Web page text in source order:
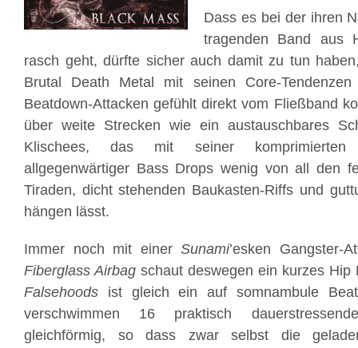
Dass es bei der ihren
tragenden Band aus
rasch geht, dürfte sicher auch damit zu tun
Brutal Death Metal mit seinen Core-Tendenzen
Beatdown-Attacken gefühlt direkt vom Fließband
über weite Strecken wie ein austauschbares
Klischees, das mit seiner komprimierten
allgegenwärtiger Bass Drops wenig von all den
Tiraden, dicht stehenden Baukasten-Riffs und
hängen lässt.
Immer noch mit einerSunami’esken Gangster-
Fiberglass Airbag schaut deswegen ein kurzes Hip
Falsehoods ist gleich ein auf somnambule
verschwimmen 16 praktisch
gleichförmig, so dass zwar selbst die